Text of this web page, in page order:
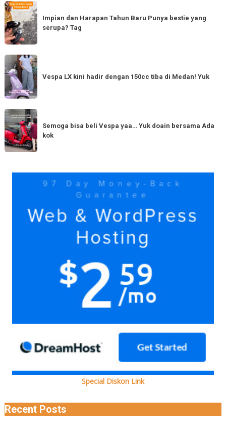
Impian
dan
Harapan
Tahun
Baru
Punya
bestie
yang
Tag
Impian dan Harapan Tahun Baru Punya bestie yang
serupa? Tag
Vespa
LX
kini
hadir
dengan
150cc
tiba
di
Vespa LX kini hadir dengan 150cc tiba di Medan! Yuk
Semoga
bisa
beli
Vespa
Yuk
Semoga bisa beli Vespa yaa… Yuk doain bersama Ada
kok
Special Diskon Link
Recent Posts